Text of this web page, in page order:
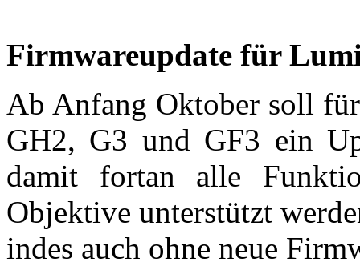
Firmwareupdate für
Ab Anfang Oktober soll
GH2, G3 und GF3 ein
damit fortan alle
Objektive unterstützt
indes auch ohne neue